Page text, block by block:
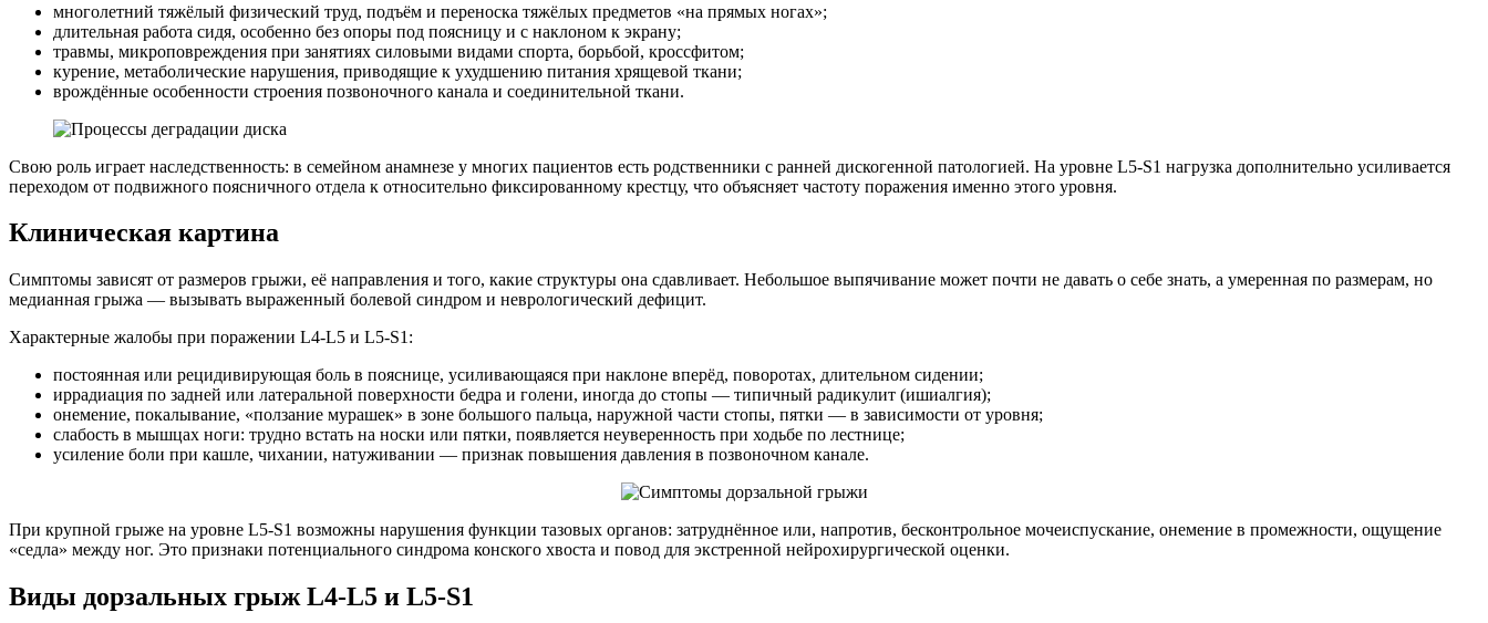
многолетний тяжёлый физический труд, подъём и переноска тяжёлых предметов «на прямых ногах»;
длительная работа сидя, особенно без опоры под поясницу и с наклоном к экрану;
травмы, микроповреждения при занятиях силовыми видами спорта, борьбой, кроссфитом;
курение, метаболические нарушения, приводящие к ухудшению питания хрящевой ткани;
врождённые особенности строения позвоночного канала и соединительной ткани.
Свою роль играет наследственность: в семейном анамнезе у многих пациентов есть родственники с ранней дискогенной патологией. На уровне L5-S1 нагрузка дополнительно усиливается
переходом от подвижного поясничного отдела к относительно фиксированному крестцу, что объясняет частоту поражения именно этого уровня.
Клиническая картина
Симптомы зависят от размеров грыжи, её направления и того, какие структуры она сдавливает. Небольшое выпячивание может почти не давать о себе знать, а умеренная по размерам, но
медианная грыжа — вызывать выраженный болевой синдром и неврологический дефицит.
Характерные жалобы при поражении L4-L5 и L5-S1:
постоянная или рецидивирующая боль в пояснице, усиливающаяся при наклоне вперёд, поворотах, длительном сидении;
иррадиация по задней или латеральной поверхности бедра и голени, иногда до стопы — типичный радикулит (ишиалгия);
онемение, покалывание, «ползание мурашек» в зоне большого пальца, наружной части стопы, пятки — в зависимости от уровня;
слабость в мышцах ноги: трудно встать на носки или пятки, появляется неуверенность при ходьбе по лестнице;
усиление боли при кашле, чихании, натуживании — признак повышения давления в позвоночном канале.
При крупной грыже на уровне L5-S1 возможны нарушения функции тазовых органов: затруднённое или, напротив, бесконтрольное мочеиспускание, онемение в промежности, ощущение
«седла» между ног. Это признаки потенциального синдрома конского хвоста и повод для экстренной нейрохирургической оценки.
Виды дорзальных грыж L4-L5 и L5-S1